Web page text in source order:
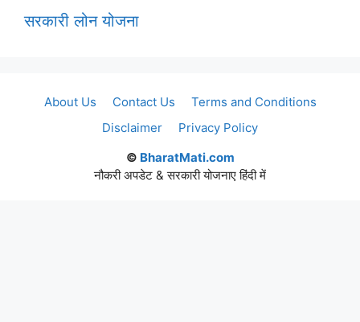
सरकारी लोन योजना
About Us Contact Us
Terms and Conditions
Disclaimer
Privacy Policy
© BharatMati.com
नौकरी अपडेट & सरकारी योजनाए हिंदी में